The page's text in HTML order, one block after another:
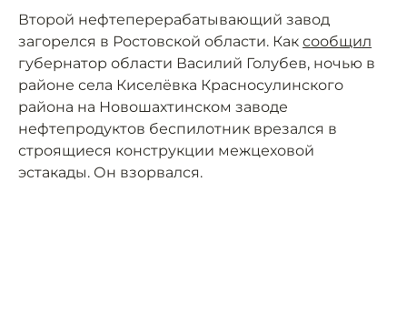
Второй нефтеперерабатывающий завод
загорелся в Ростовской области. Как сообщил
губернатор области Василий Голубев, ночью в
районе села Киселёвка Красносулинского
района на Новошахтинском заводе
нефтепродуктов беспилотник врезался в
строящиеся конструкции межцеховой
эстакады. Он взорвался.